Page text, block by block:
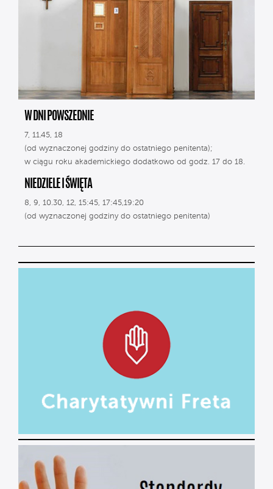
W DNI POWSZEDNIE
7, 11.45, 18
(od wyznaczonej godziny do ostatniego penitenta);
w ciągu roku akademickiego dodatkowo od godz. 17 do 18.
NIEDZIELE I ŚWIĘTA
8, 9, 10.30, 12, 15:45, 17:45,19:20
(od wyznaczonej godziny do ostatniego penitenta)